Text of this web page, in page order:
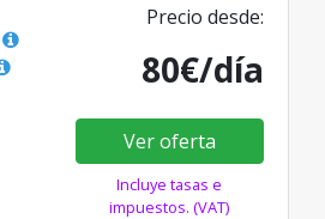
Precio desde:
80€/día
Ver oferta
Incluye tasas e
impuestos. (VAT)